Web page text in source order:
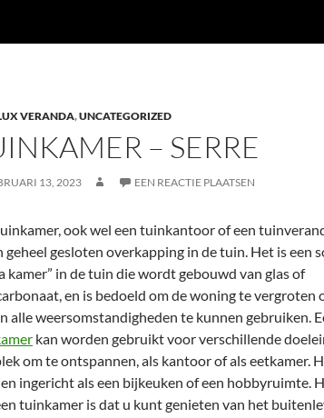
VERANDA,UNCATEGORIZED
– SERRE
13, 2023 EEN REACTIE PLAATSEN
ook wel een tuinkantoor of een
geheel gesloten overkapping in de tuin. Het is een
kamer” in de tuin die wordt gebouwd van glas of
en is bedoeld om de woning te vergroten
alle weersomstandigheden te kunnen gebruiken.
kan worden gebruikt voor verschillende
om te ontspannen, als kantoor of als eetkamer.
ingericht als een bijkeuken of een hobbyruimte.
tuinkamer is dat u kunt genieten van het